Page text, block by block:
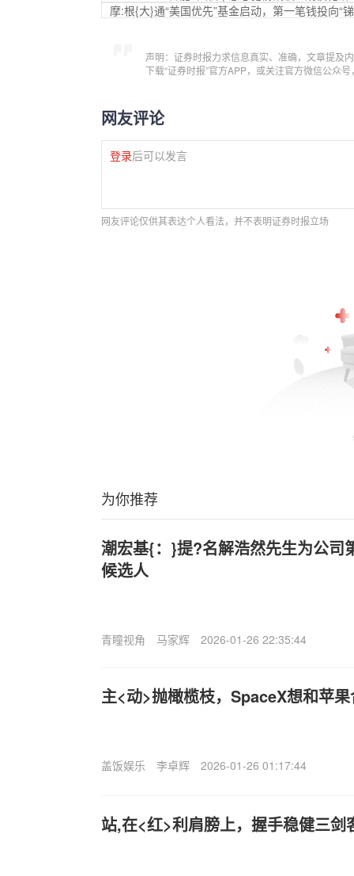
摩:根{大}通“美国优先”基金启动，第一笔钱投向“
声明：证券时报力求信息真实、准确，文章提及
下载“证券时报”官方APP，或关注官方微信公众
网友评论
登录后可以发言
网友评论仅供其表达个人看法，并不表明证券时报立场
为你推荐
潮宏基{：}提?名解浩然先生为公司
候选人
青瞳视角 马家辉 2026-01-26 22:35:44
主<动>抛橄榄枝，SpaceX想和苹
盖饭娱乐 李卓辉 2026-01-26 01:17:44
站,在<红>利肩膀上，握手稳健三剑